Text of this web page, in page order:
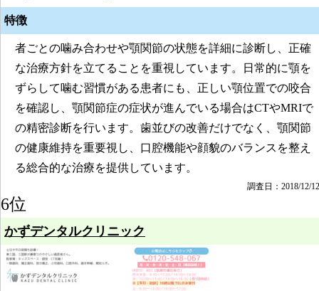
特徴
者ごとの噛み合わせや顎関節の状態を詳細に診断し、正確
な治療方針を立てることを重視しています。日常的に顎を
ずらして噛む習慣がある患者にも、正しい顎位置での咬合
を確認し、顎関節症の症状が進んでいる場合はCTやMRIで
の精密診断を行います。歯並びの改善だけでなく、顎関節
の健康維持を重要視し、口腔機能や顔貌のバランスを整え
る総合的な治療を提供しています。
調査日：2018/12/12
6位
かずデンタルクリニック